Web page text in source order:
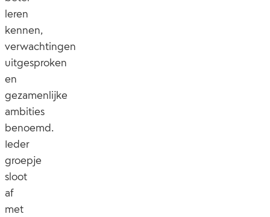
leren
kennen,
verwachtingen
uitgesproken
en
gezamenlijke
ambities
benoemd.
Ieder
groepje
sloot
af
met